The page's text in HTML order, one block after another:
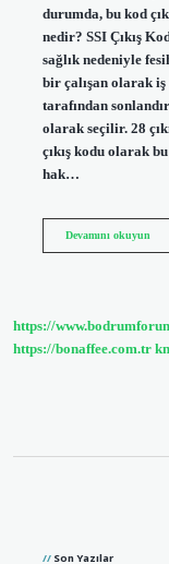
durumda, bu kod
nedir? SSI Çıkış
sağlık nedeniyle
bir çalışan olarak
tarafından
olarak seçilir. 28
çıkış kodu olarak
hak…
Devamını okuyunİŞten
https://
https://bonaffee.com.tr
Son Yazılar